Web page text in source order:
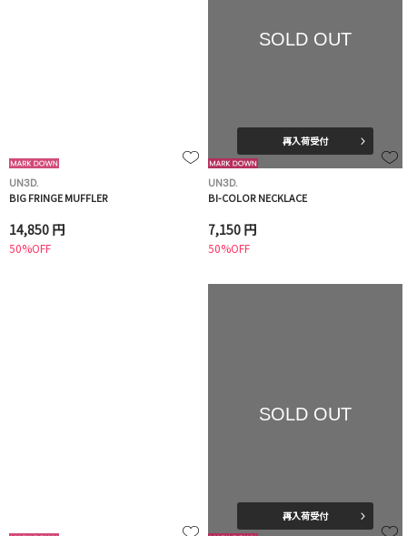
UN3D.
BIG FRINGE MUFFLER
14,850 円
50%OFF
SOLD OUT
再入荷受付
UN3D.
BI-COLOR NECKLACE
7,150 円
50%OFF
SOLD OUT
再入荷受付